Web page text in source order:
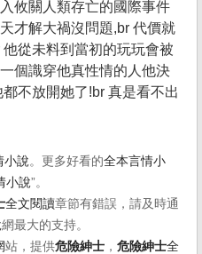
攸關人類存亡的國際事件
才解大禍沒問題,br 代價就
從未料到當初的玩玩會被
個識穿他真性情的人他決
不放開她了!br 真是看不出
小說 。更多好看的全本言情小
小說”。
全文閱讀章節有錯誤，請及時通
網最大的支持。
站，提供危險紳士 ， 危險紳士全